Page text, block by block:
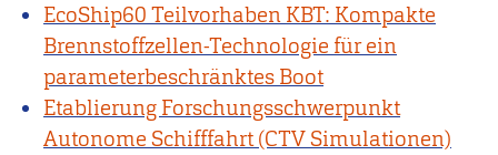
EcoShip60 Teilvorhaben KBT: Kompakte
Brennstoffzellen-Technologie für ein
parameterbeschränktes Boot
Etablierung Forschungsschwerpunkt
Autonome Schifffahrt (CTV Simulationen)